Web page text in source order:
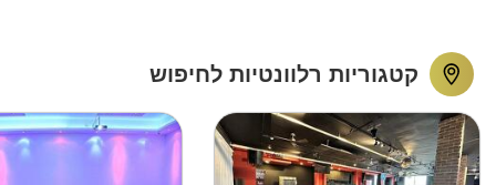
קטגוריות רלוונטיות לחיפוש